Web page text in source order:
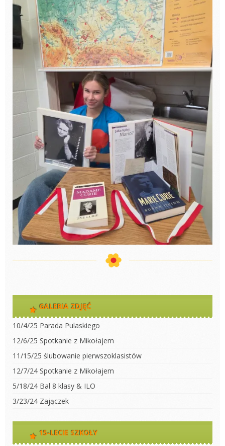
GALERIA ZDJĘĆ
10/4/25 Parada Pulaskiego
12/6/25 Spotkanie z Mikołajem
11/15/25 ślubowanie pierwszoklasistów
12/7/24 Spotkanie z Mikołajem
5/18/24 Bal 8 klasy & ILO
3/23/24 Zajączek
15-LECIE SZKOŁY